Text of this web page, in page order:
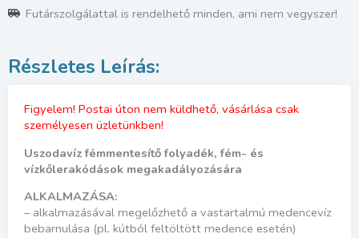
Futárszolgálattal is rendelhető minden, ami nem vegyszer!
Figyelem! Postai úton nem küldhető, vásárlása csak
személyesen üzletünkben!
Uszodavíz fémmentesítő folyadék, fém- és
vízkőlerakódások megakadályozására
ALKALMAZÁSA:
– alkalmazásával megelőzhető a vastartalmú medencevíz
bebarnulása (pl. kútból feltöltött medence esetén)